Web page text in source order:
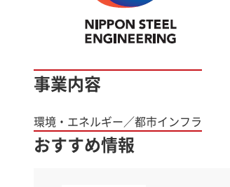
事業内容
環境・エネルギー／都市インフラ
おすすめ情報